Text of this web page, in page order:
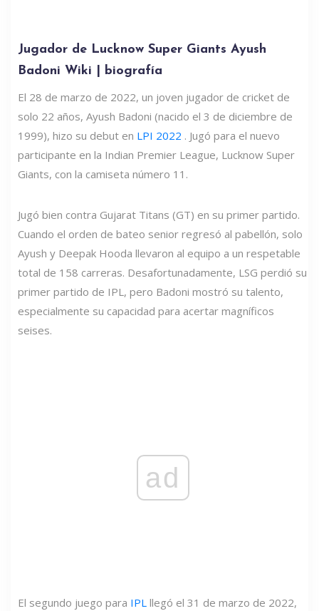
Jugador de Lucknow Super Giants Ayush
Badoni Wiki | biografía
El 28 de marzo de 2022, un joven jugador de cricket de
solo 22 años, Ayush Badoni (nacido el 3 de diciembre de
1999), hizo su debut en LPI 2022 . Jugó para el nuevo
participante en la Indian Premier League, Lucknow Super
Giants, con la camiseta número 11.
Jugó bien contra Gujarat Titans (GT) en su primer partido.
Cuando el orden de bateo senior regresó al pabellón, solo
Ayush y Deepak Hooda llevaron al equipo a un respetable
total de 158 carreras. Desafortunadamente, LSG perdió su
primer partido de IPL, pero Badoni mostró su talento,
especialmente su capacidad para acertar magníficos
seises.
ad
El segundo juego para IPL llegó el 31 de marzo de 2022,